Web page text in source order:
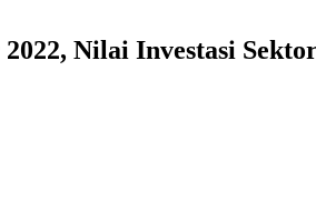
2022, Nilai Investasi